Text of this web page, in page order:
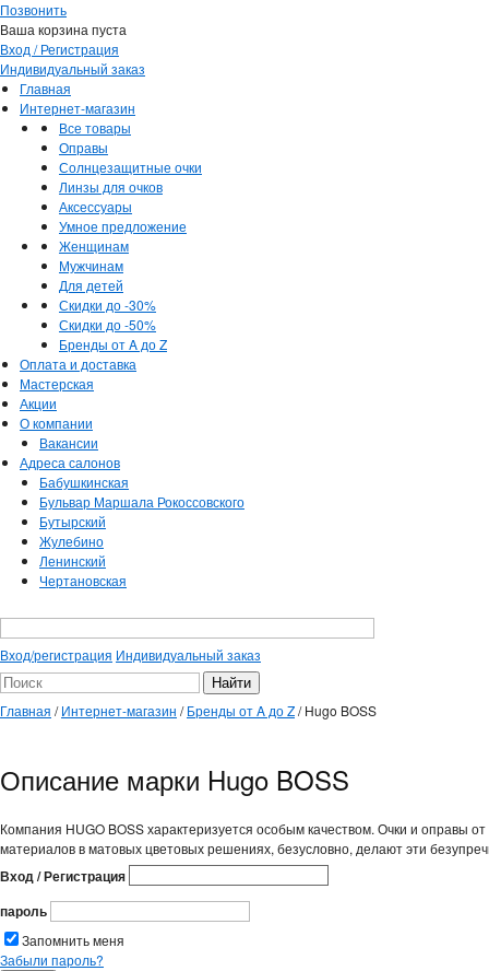
Позвонить
Ваша корзина пуста
Вход / Регистрация
Индивидуальный заказ
Главная
Интернет-магазин
Все товары
Оправы
Солнцезащитные очки
Линзы для очков
Аксессуары
Умное предложение
Женщинам
Мужчинам
Для детей
Скидки до -30%
Скидки до -50%
Бренды от A до Z
Оплата и доставка
Мастерская
Акции
О компании
Вакансии
Адреса салонов
Бабушкинская
Бульвар Маршала Рокоссовского
Бутырский
Жулебино
Ленинский
Чертановская
Вход/регистрация Индивидуальный заказ
Главная /Интернет-магазин /Бренды от A до Z/Hugo BOSS
Описание марки Hugo BOSS
Компания HUGO BOSS характеризуется особым качеством. Очки и оправы
материалов в матовых цветовых решениях, безусловно, делают эти
Вход / Регистрация
пароль
Запомнить меня
Забыли пароль?